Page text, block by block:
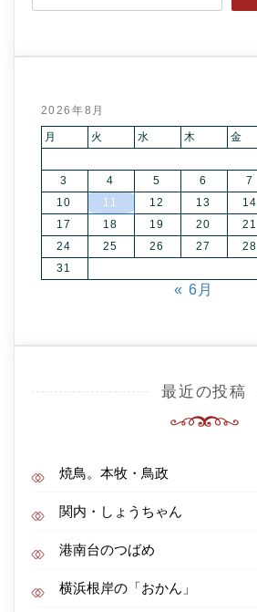
2026年8月
月 火 水 木 金
3
4 5 6 7
10
11 12 13 14
17
18 19 20 21
24
25 26 27 28
31
« 6月
最近の投稿
焼鳥。本牧・鳥政
関内・しょうちゃん
港南台のつばめ
横浜根岸の「おかん」